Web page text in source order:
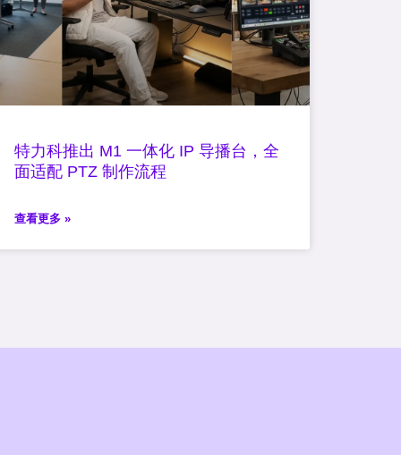
特力科推出 M1 一体化 IP 导播台，全
面适配 PTZ 制作流程
查看更多 »